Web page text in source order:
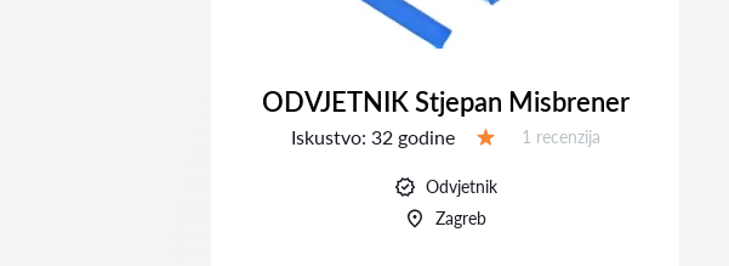
ODVJETNIK Stjepan Misbrener
Iskustvo: 32 godine Recenzija:
1 recenzija
Odvjetnik
Zagreb